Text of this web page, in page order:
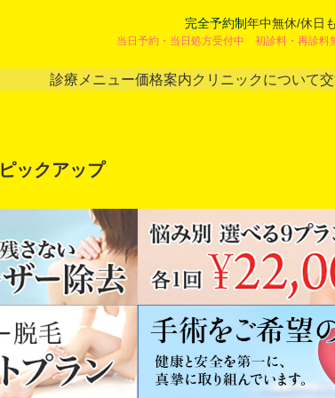
完全予約制年中無休/休日
当日予約・当日処方受付中 初診料・再診料
診療メニュー価格案内クリニックについて
ピックアップ